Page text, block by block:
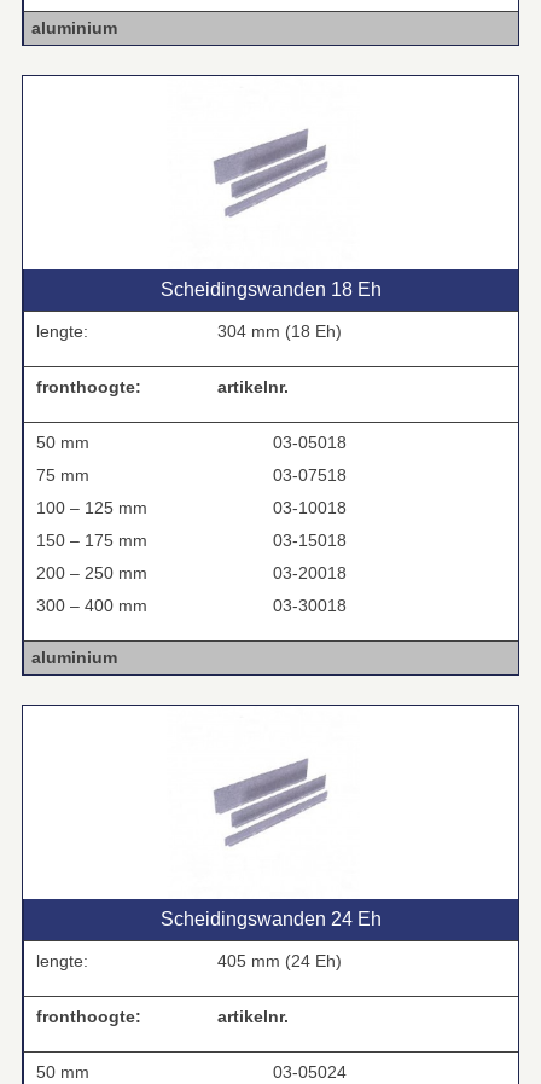
aluminium
Scheidingswanden 18 Eh
lengte: 304 mm (18 Eh)
fronthoogte: artikelnr.
50 mm
03-05018
75 mm
03-07518
100 – 125 mm
03-10018
150 – 175 mm
03-15018
200 – 250 mm
03-20018
300 – 400 mm
03-30018
aluminium
Scheidingswanden 24 Eh
lengte: 405 mm (24 Eh)
fronthoogte: artikelnr.
50 mm
03-05024